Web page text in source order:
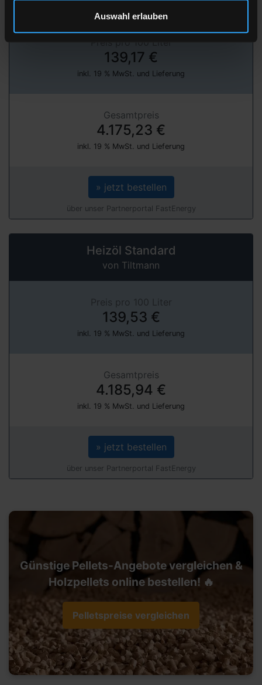
Auswahl erlauben
139,17 €
inkl. 19 % MwSt. und Lieferung
Gesamtpreis
4.175,23 €
inkl. 19 % MwSt. und Lieferung
» jetzt bestellen
über unser Partnerportal FastEnergy
Heizöl Standard
von Tiltmann
Preis pro 100 Liter
139,53 €
inkl. 19 % MwSt. und Lieferung
Gesamtpreis
4.185,94 €
inkl. 19 % MwSt. und Lieferung
» jetzt bestellen
über unser Partnerportal FastEnergy
Günstige Pellets-Angebote vergleichen &
Holzpellets online bestellen! 🔥
Pelletspreise vergleichen